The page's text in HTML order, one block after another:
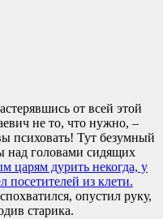
от всей этой
не то, что нужно, –
психовать! Тут безумный
над головами сидящих
царям дурить некогда, у
посетителей из клети.
опустил руку,
старика.